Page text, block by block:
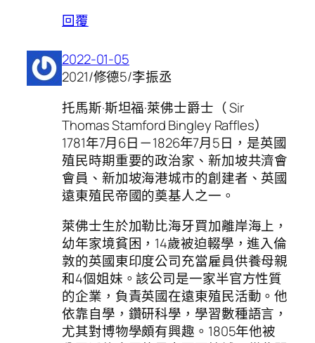
回覆
2022-01-05
2021/修德5/李振丞
托馬斯·斯坦福·萊佛士爵士（ Sir
Thomas Stamford Bingley Raffles）
1781年7月6日－1826年7月5日，是英國
殖民時期重要的政治家、新加坡共濟會
會員、新加坡海港城市的創建者、英國
遠東殖民帝國的奠基人之一。
萊佛士生於加勒比海牙買加離岸海上，
幼年家境貧困，14歲被迫輟學，進入倫
敦的英國東印度公司充當雇員供養母親
和4個姐妹。該公司是一家半官方性質
的企業，負責英國在遠東殖民活動。他
依靠自學，鑽研科學，學習數種語言，
尤其對博物學頗有興趣。1805年他被